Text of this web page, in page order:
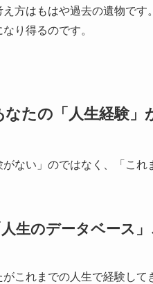
え方はもはや過去の遺物で
り得るのです。
なたの「人生経験」
がない」のではなく、「こ
生のデータベース
がこれまでの人生で経験し